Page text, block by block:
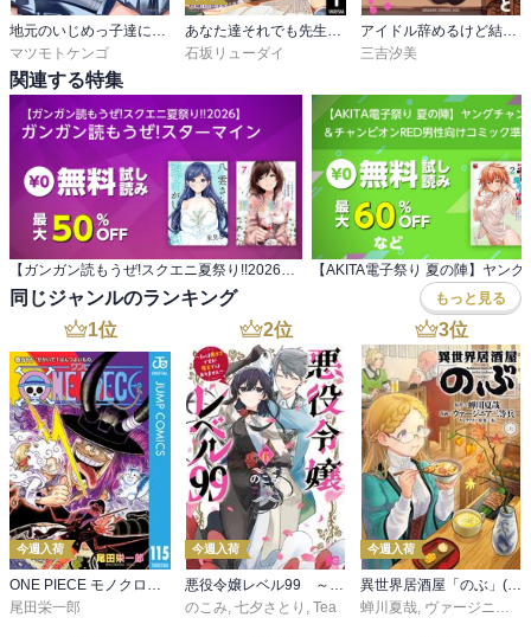
マツモトケンゴ
石坂リューダイ
三吉汐美
関連する特集
同じジャンルのランキング もっと見る
1位
今週入荷
ONE PIECE モノクロ版 115
尾田栄一郎
2位
今週入荷
悪役令嬢レベル99 ～私は裏ボスですが魔王ではありません～ その６
のこみ, 七夕さとり , Tea
3位
今週入荷
異世界居酒屋「のぶ」(22)
蝉川夏哉, ヴァージニア二等兵